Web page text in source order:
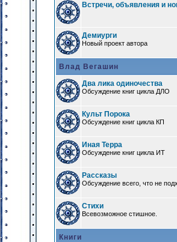
Встречи, объявления и
Демиурги
Новый проект автора
Влад Вегашин
Два лика одиночества
Обсуждение книг цикла ДЛО
Культ Порока
Обсуждение книг цикла КП
Иная Терра
Обсуждение книг цикла ИТ
Рассказы
Обсуждение всего, что не
Стихи
Всевозможное стишное.
Книги